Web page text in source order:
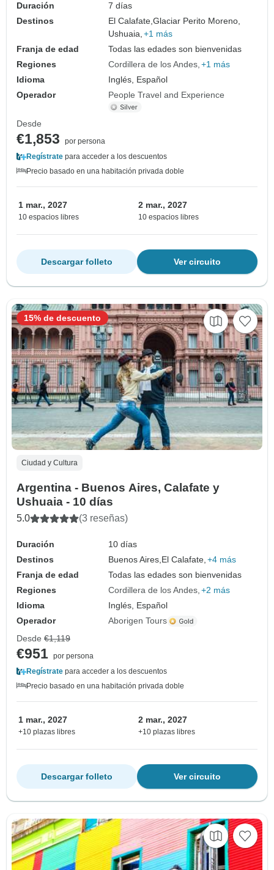
Duración
7 días
Destinos
El Calafate,Glaciar Perito Moreno,
Ushuaia, +1 más
Franja de edad
Todas las edades son bienvenidas
Regiones
Cordillera de los Andes +1 más
Idioma
Inglés, Español
Operador
People Travel and Experience
Desde
€1,853
por persona
Regístrate para acceder a los descuentos
Precio basado en una habitación privada doble
1 mar., 2027
10 espacios libres
2 mar., 2027
10 espacios libres
Ver circuito
Descargar folleto
Ciudad y Cultura
Argentina - Buenos Aires, Calafate y
Ushuaia - 10 días
5.0 (3 reseñas)
Duración
10 días
Destinos
Buenos Aires, El Calafate, +4 más
Franja de edad
Todas las edades son bienvenidas
Regiones
Cordillera de los Andes +2 más
Idioma
Inglés, Español
Operador
Aborigen Tours
15% de descuento
Desde €1,119
€951 por persona
Regístrate para acceder a los descuentos
Precio basado en una habitación privada doble
1 mar., 2027
+10 plazas libres
2 mar., 2027
+10 plazas libres
Ver circuito
Descargar folleto